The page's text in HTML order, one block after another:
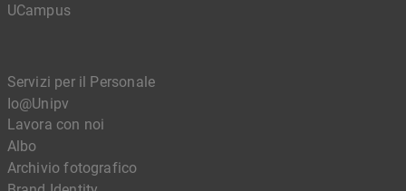
UCampus
Servizi per il Personale
Io@Unipv
Lavora con noi
Albo
Archivio fotografico